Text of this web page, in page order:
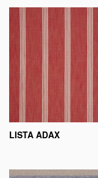
LISTA ADAX